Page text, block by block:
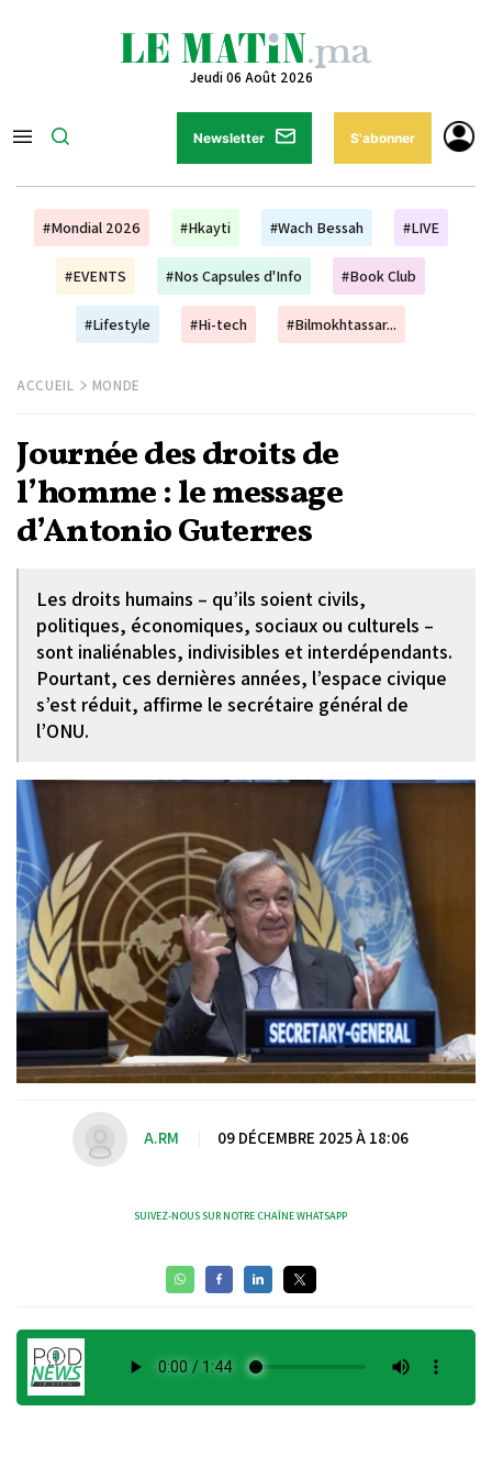
Jeudi 06 Août 2026
Newsletter S'abonner
#Mondial 2026 #Hkayti #Wach Bessah #LIVE
#EVENTS #Nos Capsules d'Info #Book Club
#Lifestyle #Hi-tech #Bilmokhtassar...
ACCUEIL MONDE
Journée des droits de
l’homme : le message
d’Antonio Guterres
Les droits humains – qu’ils soient civils,
politiques, économiques, sociaux ou culturels –
sont inaliénables, indivisibles et interdépendants.
Pourtant, ces dernières années, l’espace civique
s’est réduit, affirme le secrétaire général de
l’ONU.
A.RM 09 DÉCEMBRE 2025 À 18:06
SUIVEZ-NOUS SUR NOTRE CHAÎNE WHATSAPP